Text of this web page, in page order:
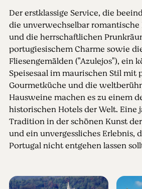
Der erstklassige Service, die
die unverwechselbar
und die herrschaftlichen
portugiesischem Charme sowie
Fliesengemälden ("Azulejos"), ein
Speisesaal im maurischen Stil mit
Gourmetküche und die
Hausweine machen es zu einem
historischen Hotels der Welt. Eine
Tradition in der schönen Kunst
und ein unvergessliches Erlebnis,
Portugal nicht entgehen lassen